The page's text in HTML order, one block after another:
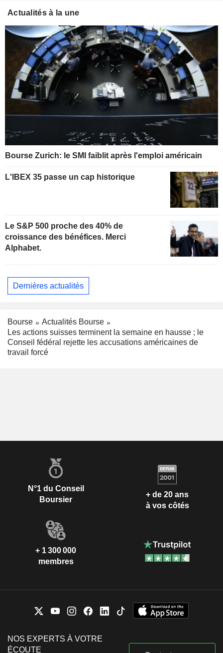
Actualités à la une
Bourse Zurich: le SMI faiblit après l'emploi américain
L'IBEX 35 passe un cap historique
Le S&P 500 proche des 40% de
croissance des bénéfices. Merci
Alphabet.
Dernières actualités
Bourse
Actualités Bourse
Les actions suisses terminent la semaine en hausse ; le
Conseil fédéral rejette les accusations américaines de
travail forcé
N°1 du Conseil
Boursier
+ de 20 ans
à vos côtés
+ 1 300 000
membres
NOS EXPERTS À VOTRE
ÉCOUTE